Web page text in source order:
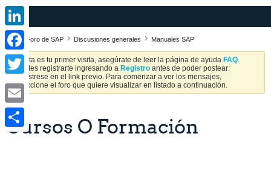
Foro de SAP Discusiones generales Manuales SAP
Si esta es tu primer visita, asegúrate de leer la página de ayuda FAQ.
Puedes registrarte ingresando a Registro antes de poder postear:
Regístrese en el link previo. Para comenzar a ver los mensajes,
seleccione el foro que quiere visualizar en listado a continuación.
Cursos O Formación
LinkedIn
Facebook
Twitter
Email